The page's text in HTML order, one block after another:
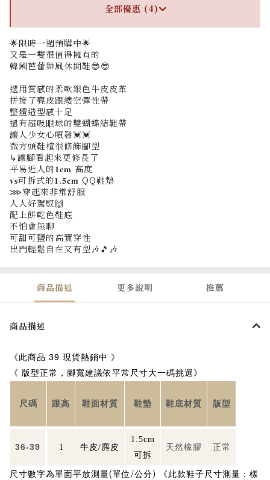
全部優惠 (4)
🌟限時一週預購中🌟
又是一雙很值得擁有的
韓國芭蕾舞風休閒鞋😎😎
選用質感的柔軟銀色牛皮皮革
拼接了麂皮跟縷空彈性帶
整體造型感十足
還有超吸眼球的雙蝴蝶結鞋帶
讓人少女心噴發💓💓
微方頭鞋楦很修飾腳型
↳讓腳看起來更修長了
平易近人的𝟏𝐜𝐦 高度
𝐯𝐬可拆式的𝟏.𝟓𝐜𝐦 QQ鞋墊
⋙穿起來非常舒服
人人好駕馭🙌
配上餅乾色鞋底
不怕會無聊
可甜可鹽的高實穿性
出門輕鬆自在又有型🎶🎵🎶
商品描述 更多說明 推薦
商品描述
《此商品 39 現貨熱銷中 》
《 版型正常，腳寬建議依平常尺寸大一碼挑選》
尺碼 跟高 鞋面材質 鞋墊 鞋底材質 版型
36-39 1 牛皮/ 麂皮
1.5cm
可拆
天然橡膠 正常
尺寸數字為單面平放測量(單位 /公分)
《此款鞋子尺寸測量：樣